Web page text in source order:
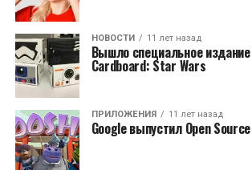
НОВОСТИ 11 лет назад
Вышло специальное издание
Cardboard: Star Wars
ПРИЛОЖЕНИЯ 11 лет назад
Google выпустил Open